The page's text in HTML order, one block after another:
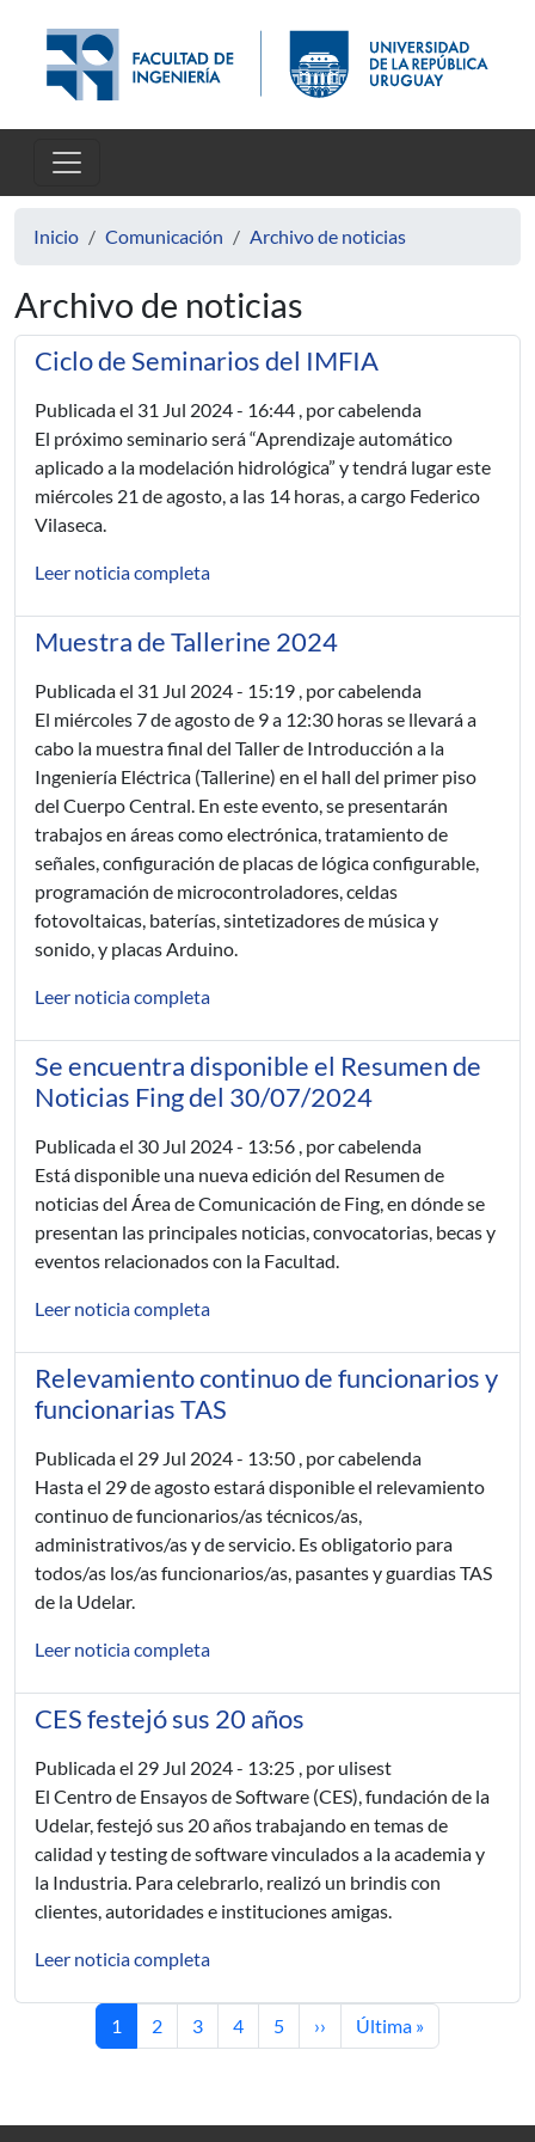
Inicio Comunicación Archivo de noticias
Archivo de noticias
Ciclo de Seminarios del IMFIA
Publicada el 31 Jul 2024 - 16:44 , por cabelenda
El próximo seminario será “Aprendizaje automático
aplicado a la modelación hidrológica” y tendrá lugar este
miércoles 21 de agosto, a las 14 horas, a cargo Federico
Vilaseca.
Leer noticia completa
Muestra de Tallerine 2024
Publicada el 31 Jul 2024 - 15:19 , por cabelenda
El miércoles 7 de agosto de 9 a 12:30 horas se llevará a
cabo la muestra final del Taller de Introducción a la
Ingeniería Eléctrica (Tallerine) en el hall del primer piso
del Cuerpo Central. En este evento, se presentarán
trabajos en áreas como electrónica, tratamiento de
señales, configuración de placas de lógica configurable,
programación de microcontroladores, celdas
fotovoltaicas, baterías, sintetizadores de música y
sonido, y placas Arduino.
Leer noticia completa
Se encuentra disponible el Resumen de
Noticias Fing del 30/07/2024
Publicada el 30 Jul 2024 - 13:56 , por cabelenda
Está disponible una nueva edición del Resumen de
noticias del Área de Comunicación de Fing, en dónde se
presentan las principales noticias, convocatorias, becas y
eventos relacionados con la Facultad.
Leer noticia completa
Relevamiento continuo de funcionarios y
funcionarias TAS
Publicada el 29 Jul 2024 - 13:50 , por cabelenda
Hasta el 29 de agosto estará disponible el relevamiento
continuo de funcionarios/as técnicos/as,
administrativos/as y de servicio. Es obligatorio para
todos/as los/as funcionarios/as, pasantes y guardias TAS
de la Udelar.
Leer noticia completa
CES festejó sus 20 años
Publicada el 29 Jul 2024 - 13:25 , por ulisest
El Centro de Ensayos de Software (CES), fundación de la
Udelar, festejó sus 20 años trabajando en temas de
calidad y testing de software vinculados a la academia y
la Industria. Para celebrarlo, realizó un brindis con
clientes, autoridades e instituciones amigas.
Leer noticia completa
Página actual
1 Página
2 Página
3 Página
4 Página
5 Siguiente página
›› Última página
Última »